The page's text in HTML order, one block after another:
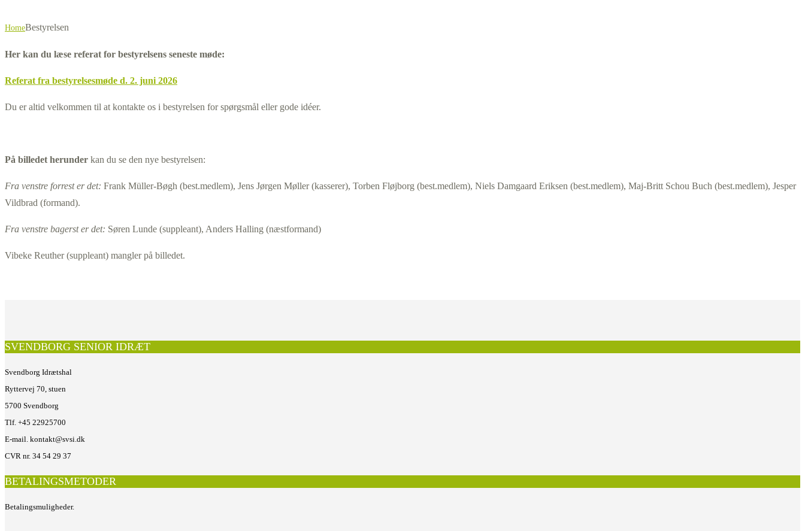
HomeBestyrelsen
Her kan du læse referat for bestyrelsens seneste møde:
Referat fra bestyrelsesmøde d. 2. juni 2026
Du er altid velkommen til at kontakte os i bestyrelsen for spørgsmål eller gode idéer.
På billedet herunder kan du se den nye bestyrelsen:
Fra venstre forrest er det: Frank Müller-Bøgh (best.medlem), Jens Jørgen Møller (kasserer), Torben Fløjborg (best.medlem), Niels Damgaard Eriksen (best.medlem), Maj-Britt Schou Buch (best.medlem), Jesper
Vildbrad (formand).
Fra venstre bagerst er det: Søren Lunde (suppleant), Anders Halling (næstformand)
Vibeke Reuther (suppleant) mangler på billedet.
SVENDBORG SENIOR IDRÆT
Svendborg Idrætshal
Ryttervej 70, stuen
5700 Svendborg
Tlf. +45 22925700
E-mail. kontakt@svsi.dk
CVR nr. 34 54 29 37
BETALINGSMETODER
Betalingsmuligheder.